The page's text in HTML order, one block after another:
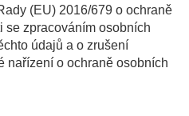
(EU) 2016/679 o ochraně
se zpracováním osobních
údajů a o zrušení
nařízení o ochraně osobních